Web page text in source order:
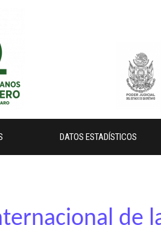
DATOS ESTADÍSTICOS
de